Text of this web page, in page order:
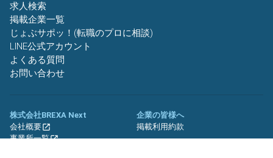
求人検索
掲載企業一覧
じょぶサポッ！(転職のプロに相談)
LINE公式アカウント
よくある質問
お問い合わせ
株式会社BREXA Next
会社概要
事業所一覧
企業の皆様へ
掲載利用約款